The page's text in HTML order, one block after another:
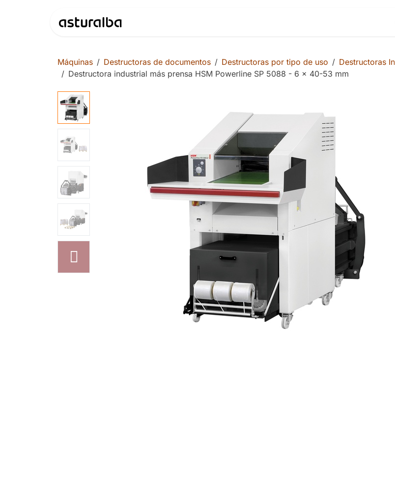
Máquinas Destructoras de documentos Destructoras por tipo de uso
Destructoras
Destructora industrial más prensa HSM Powerline SP 5088 - 6 x 40-53 mm